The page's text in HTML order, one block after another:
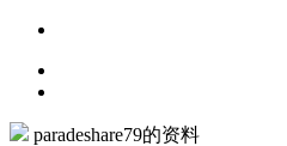
paradeshare79的资料